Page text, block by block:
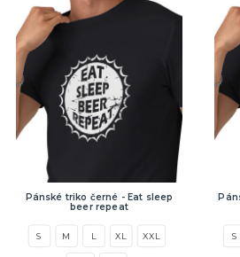
Pánské triko černé - Eat sleep
beer repeat
S M L XL XXL S